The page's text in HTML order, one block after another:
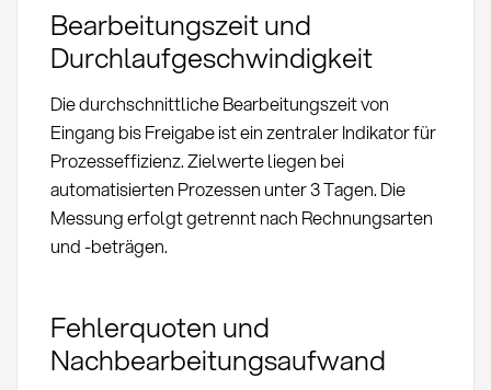
Bearbeitungszeit und
Durchlaufgeschwindigkeit
Die durchschnittliche Bearbeitungszeit von
Eingang bis Freigabe ist ein zentraler Indikator für
Prozesseffizienz. Zielwerte liegen bei
automatisierten Prozessen unter 3 Tagen. Die
Messung erfolgt getrennt nach Rechnungsarten
und -beträgen.
Fehlerquoten und
Nachbearbeitungsaufwand